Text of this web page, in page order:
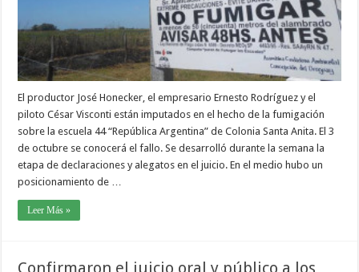
El productor José Honecker, el empresario Ernesto Rodríguez y el
piloto César Visconti están imputados en el hecho de la fumigación
sobre la escuela 44 “República Argentina” de Colonia Santa Anita. El 3
de octubre se conocerá el fallo. Se desarrolló durante la semana la
etapa de declaraciones y alegatos en el juicio. En el medio hubo un
posicionamiento de …
Leer Más »
Confirmaron el juicio oral y público a los